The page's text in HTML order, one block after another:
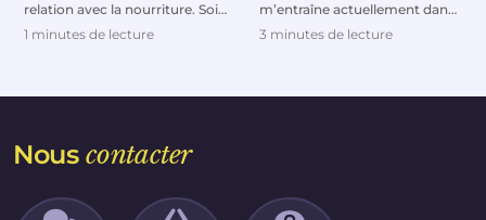
relation avec la nourriture. Soit
je mangeais trop, soit je suivais
1 minutes de lecture
m’entraîne actuellement dans
le but de faire de la danse ma
3 minutes de lecture
Nouscontacter